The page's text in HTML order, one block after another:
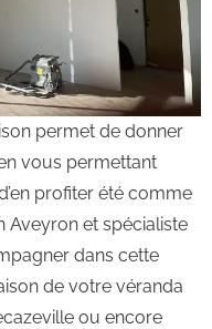
permet de donner
vous permettant
profiter été comme
Aveyron et spécialiste
dans cette
de votre véranda
ou encore